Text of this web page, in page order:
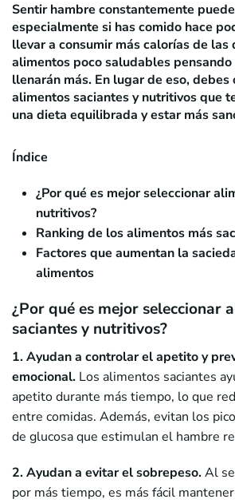
Sentir hambre constantemente
especialmente si has comido hace
llevar a consumir más calorías de las
alimentos poco saludables
llenarán más. En lugar de eso,
alimentos saciantes y nutritivos que
una dieta equilibrada y estar más
Índice
¿Por qué es mejor seleccionar
nutritivos?
Ranking de los alimentos más
Factores que aumentan la
alimentos
¿Por qué es mejor seleccionar
saciantes y nutritivos?
1. Ayudan a controlar el apetito y
emocional. Los alimentos saciantes
apetito durante más tiempo, lo que
entre comidas. Además, evitan los
de glucosa que estimulan el hambre
2. Ayudan a evitar el sobrepeso.Al
por más tiempo, es más fácil